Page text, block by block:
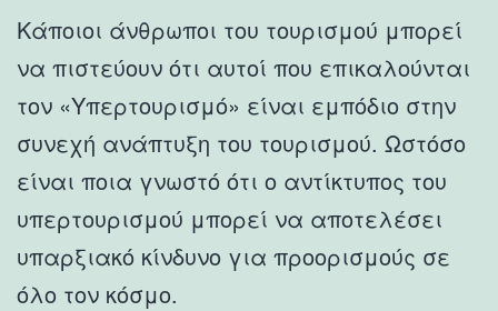
Κάποιοι άνθρωποι του τουρισμού μπορεί
να πιστεύουν ότι αυτοί που επικαλούνται
τον «Υπερτουρισμό» είναι εμπόδιο στην
συνεχή ανάπτυξη του τουρισμού. Ωστόσο
είναι ποια γνωστό ότι ο αντίκτυπος του
υπερτουρισμού μπορεί να αποτελέσει
υπαρξιακό κίνδυνο για προορισμούς σε
όλο τον κόσμο.